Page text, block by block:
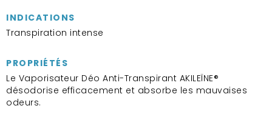
INDICATIONS
Transpiration intense
PROPRIÉTÉS
Le Vaporisateur Déo Anti-Transpirant AKILEÏNE®
désodorise efficacement et absorbe les mauvaises
odeurs.